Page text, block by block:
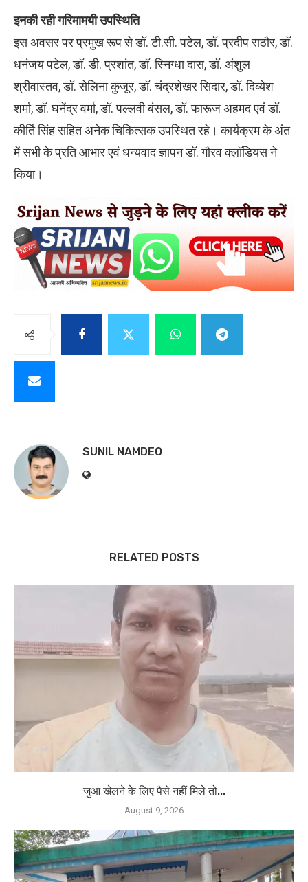
इनकी रही गरिमामयी उपस्थिति
इस अवसर पर प्रमुख रूप से डॉ. टी.सी. पटेल, डॉ. प्रदीप राठौर, डॉ.
धनंजय पटेल, डॉ. डी. प्रशांत, डॉ. स्निग्धा दास, डॉ. अंशुल
श्रीवास्तव, डॉ. सेलिना कुजूर, डॉ. चंद्रशेखर सिदार, डॉ. दिव्येश
शर्मा, डॉ. घनेंद्र वर्मा, डॉ. पल्लवी बंसल, डॉ. फारूज अहमद एवं डॉ.
कीर्ति सिंह सहित अनेक चिकित्सक उपस्थित रहे। कार्यक्रम के अंत
में सभी के प्रति आभार एवं धन्यवाद ज्ञापन डॉ. गौरव क्लॉडियस ने
किया।
SUNIL NAMDEO
RELATED POSTS
जुआ खेलने के लिए पैसे नहीं मिले तो...
August 9, 2026